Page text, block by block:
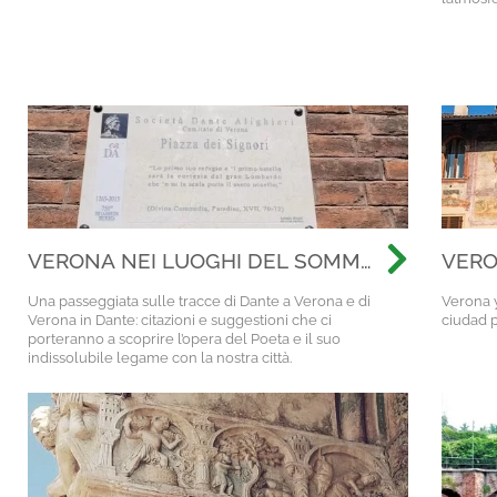
VERONA NEI LUOGHI DEL SOMMO
Una passeggiata sulle tracce di Dante a Verona e di
Verona in Dante: citazioni e suggestioni che ci
porteranno a scoprire l’opera del Poeta e il suo
indissolubile legame con la nostra città.
Verona
ciudad